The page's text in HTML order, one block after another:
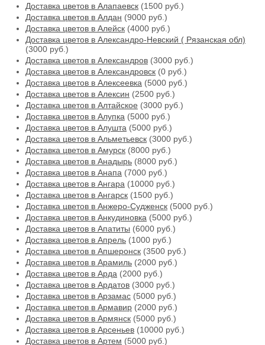
Доставка цветов в Алапаевск (1500 руб.)
Доставка цветов в Алдан (9000 руб.)
Доставка цветов в Алейск (4000 руб.)
Доставка цветов в Александро-Невский ( Рязанская обл)
(3000 руб.)
Доставка цветов в Александров (3000 руб.)
Доставка цветов в Александровск (0 руб.)
Доставка цветов в Алексеевка (5000 руб.)
Доставка цветов в Алексин (2500 руб.)
Доставка цветов в Алтайское (3000 руб.)
Доставка цветов в Алупка (5000 руб.)
Доставка цветов в Алушта (5000 руб.)
Доставка цветов в Альметьевск (3000 руб.)
Доставка цветов в Амурск (8000 руб.)
Доставка цветов в Анадырь (8000 руб.)
Доставка цветов в Анапа (7000 руб.)
Доставка цветов в Ангара (10000 руб.)
Доставка цветов в Ангарск (1500 руб.)
Доставка цветов в Анжеро-Судженск (5000 руб.)
Доставка цветов в Анкудиновка (5000 руб.)
Доставка цветов в Апатиты (6000 руб.)
Доставка цветов в Апрель (1000 руб.)
Доставка цветов в Апшеронск (3500 руб.)
Доставка цветов в Арамиль (2000 руб.)
Доставка цветов в Арда (2000 руб.)
Доставка цветов в Ардатов (3000 руб.)
Доставка цветов в Арзамас (5000 руб.)
Доставка цветов в Армавир (2000 руб.)
Доставка цветов в Армянск (5000 руб.)
Доставка цветов в Арсеньев (10000 руб.)
Доставка цветов в Артем (5000 руб.)